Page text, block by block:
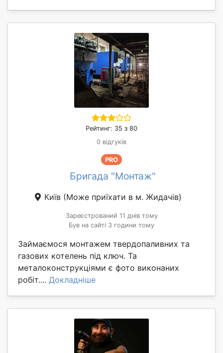
Рейтинг: 35 з 80
0 відгуків
PRO
Бригада "Монтаж"
Київ (Може приїхати в м. Жидачів)
Зареєстрований 11 днів тому
Був на сайті 3 години тому
Займаємося монтажем твердопаливних та
газових котелень під ключ. Та
металоконструкціями є фото виконаних
робіт.... Докладніше